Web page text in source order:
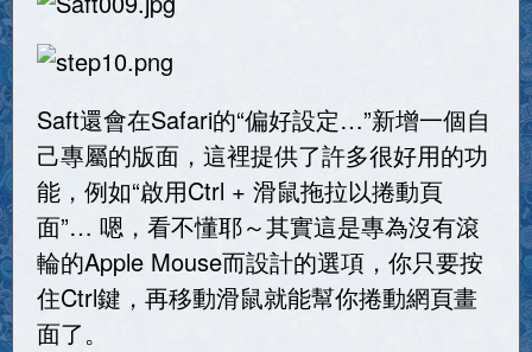
Saft還會在Safari的“偏好設定…”新增一個自
己專屬的版面，這裡提供了許多很好用的功
能，例如“啟用Ctrl + 滑鼠拖拉以捲動頁
面”… 嗯，看不懂耶～其實這是專為沒有滾
輪的Apple Mouse而設計的選項，你只要按
住Ctrl鍵，再移動滑鼠就能幫你捲動網頁畫
面了。